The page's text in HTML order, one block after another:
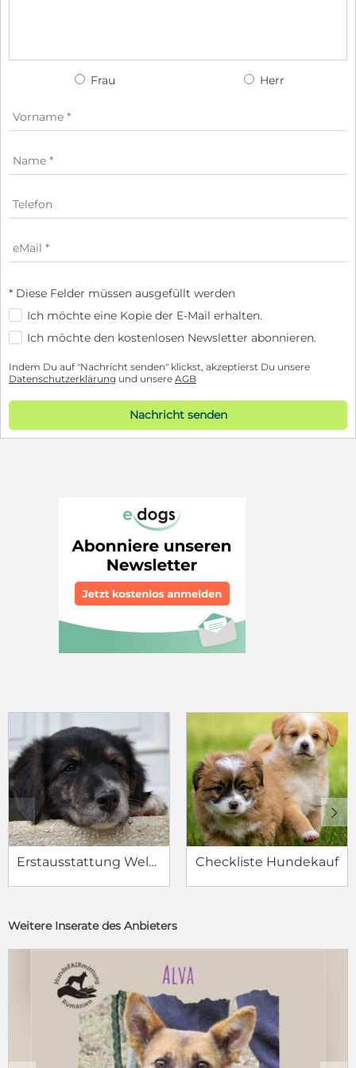
Frau Herr
* Diese Felder müssen ausgefüllt werden
Ich möchte eine Kopie der E-Mail erhalten.
Ich möchte den kostenlosen Newsletter abonnieren.
Indem Du auf "Nachricht senden" klickst, akzeptierst Du unsere
Datenschutzerklärung und unsere AGB
Nachricht senden
Erstausstattung Welpe Checkliste Hundekauf
c d
Weitere Inserate des Anbieters